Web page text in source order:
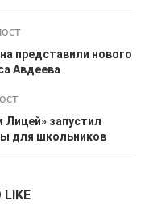
представили нового
Авдеева
запустил
для школьников
LIKE